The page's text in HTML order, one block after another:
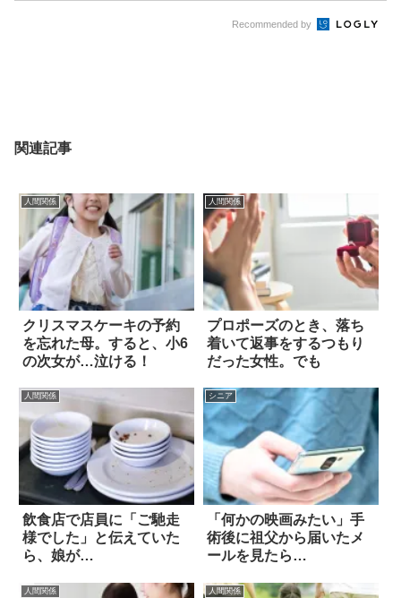
Recommended by
関連記事
人間関係
クリスマスケーキの予約
を忘れた母。すると、小6
の次女が…泣ける！
人間関係
プロポーズのとき、落ち
着いて返事をするつもり
だった女性。でも
人間関係
飲食店で店員に「ご馳走
様でした」と伝えていた
ら、娘が…
シニア
「何かの映画みたい」手
術後に祖父から届いたメ
ールを見たら…
人間関係 人間関係